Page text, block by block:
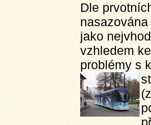
Dle
jako
vzhledem
problémy s